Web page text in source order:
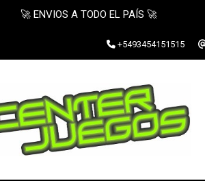
🚀 ENVIOS A TODO EL PAÍS 🚀
+5493454151515